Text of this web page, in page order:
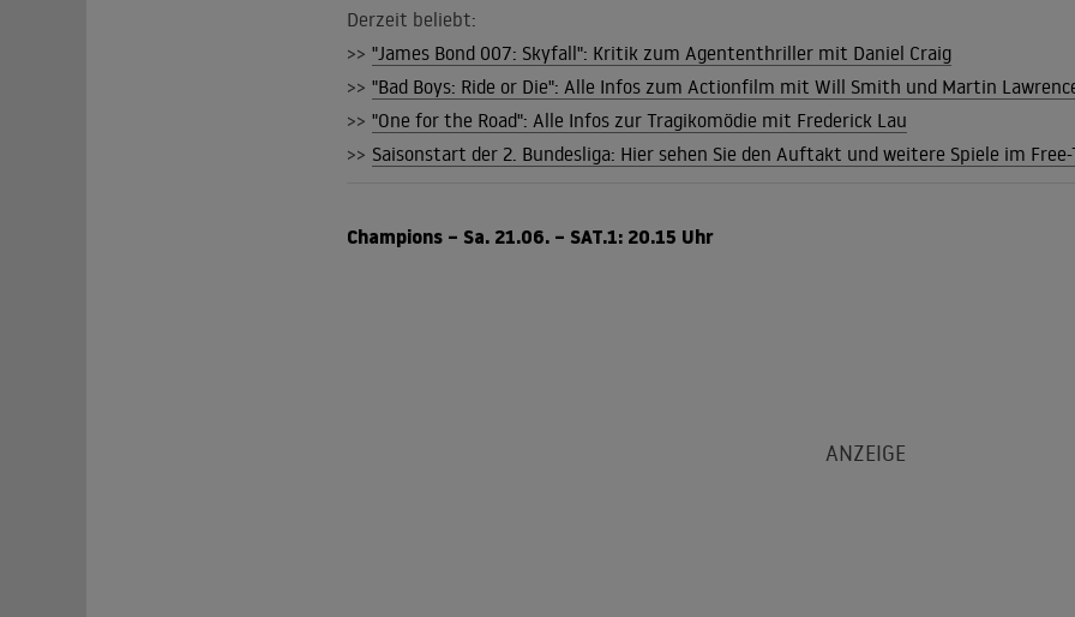
Derzeit beliebt:
>> "James Bond 007: Skyfall": Kritik zum Agententhriller mit Daniel Craig
>> "Bad Boys: Ride or Die": Alle Infos zum Actionfilm mit Will Smith und Martin
>> "One for the Road": Alle Infos zur Tragikomödie mit Frederick Lau
>> Saisonstart der 2. Bundesliga: Hier sehen Sie den Auftakt und weitere Spiele im Free-
Champions – Sa. 21.06. – SAT.1: 20.15 Uhr